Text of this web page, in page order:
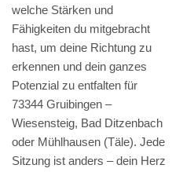
welche Stärken und
Fähigkeiten du mitgebracht
hast, um deine Richtung zu
erkennen und dein ganzes
Potenzial zu entfalten für
73344 Gruibingen –
Wiesensteig, Bad Ditzenbach
oder Mühlhausen (Täle). Jede
Sitzung ist anders – dein Herz